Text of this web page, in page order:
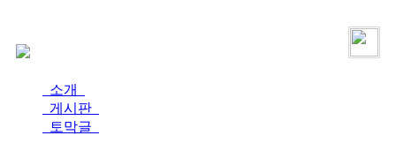
소개
게시판
토막글